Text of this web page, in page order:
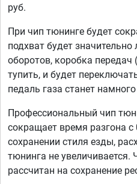
руб.
При чип тюнинге будет
подхват будет
оборотов, коробка
тупить, и будет
педаль газа станет
Профессиональный чип
сокращает время разгона
сохранении стиля езды,
тюнинга не увеличивается.
рассчитан на сохранение